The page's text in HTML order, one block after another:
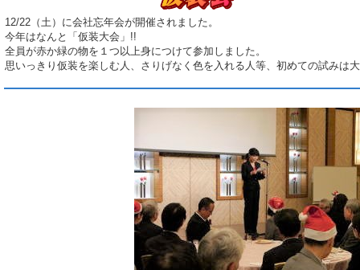
12/22（土）に会社忘年会が開催されました。
今年はなんと「仮装大会」!!
全員が赤か緑の物を１つ以上身につけて参加しました。
思いっきり仮装を楽しむ人、さりげなく色を入れる人等、初めての試みは